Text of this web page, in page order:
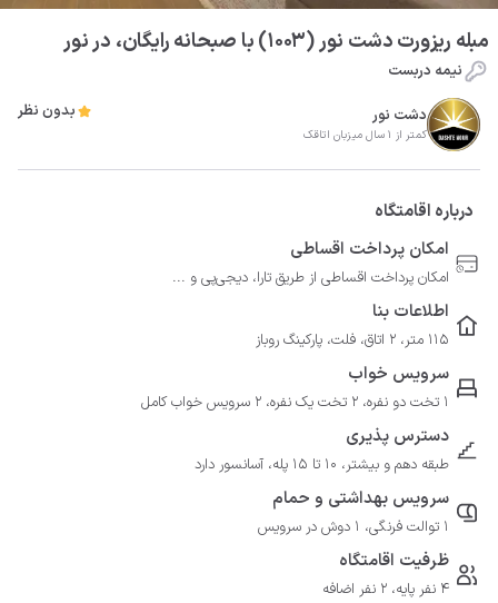
مبله ریزورت دشت نور (1003) با صبحانه رایگان، در نور
نیمه دربست
دشت نور
کمتر از 1 سال میزبان اتاقک
بدون نظر
درباره اقامتگاه
امکان پرداخت اقساطی
امکان پرداخت اقساطی از طریق تارا، دیجی‌پی و ...
اطلاعات بنا
115 متر، 2 اتاق، فلت، پارکینگ روباز
سرویس خواب
1 تخت دو نفره، 2 تخت یک نفره، 2 سرویس خواب کامل
دسترس پذیری
طبقه دهم و بیشتر، 10 تا 15 پله، آسانسور دارد
سرویس بهداشتی و حمام
1 توالت فرنگی، 1 دوش در سرویس
ظرفیت اقامتگاه
4 نفر پایه، 2 نفر اضافه